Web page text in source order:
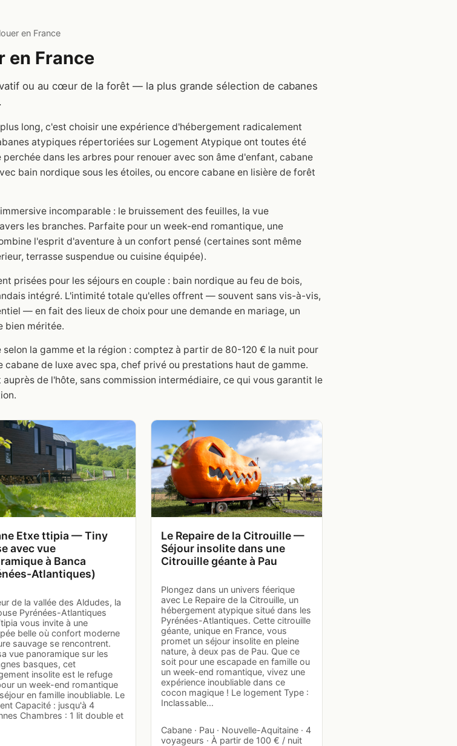
en France
en France
ou au cœur de la forêt — la plus grande sélection de cabanes
long, c'est choisir une expérience d'hébergement radicalement
atypiques répertoriées sur Logement Atypique ont toutes été
dans les arbres pour renouer avec son âme d'enfant, cabane
bain nordique sous les étoiles, ou encore cabane en lisière de forêt
incomparable : le bruissement des feuilles, la vue
les branches. Parfaite pour un week-end romantique, une
l'esprit d'aventure à un confort pensé (certaines sont même
terrasse suspendue ou cuisine équipée).
prisées pour les séjours en couple : bain nordique au feu de bois,
intégré. L'intimité totale qu'elles offrent — souvent sans vis-à-vis,
— en fait des lieux de choix pour une demande en mariage, un
bien méritée.
la gamme et la région : comptez à partir de 80-120 € la nuit pour
de luxe avec spa, chef privé ou prestations haut de gamme.
de l'hôte, sans commission intermédiaire, ce qui vous garantit le
Etxe ttipia — Tiny
avec vue
à Banca
Atlantiques)
de la vallée des Aldudes, la
Pyrénées-Atlantiques
vous invite à une
belle où confort moderne
sauvage se rencontrent.
vue panoramique sur les
basques, cet
insolite est le refuge
un week-end romantique
en famille inoubliable. Le
Capacité : jusqu'à 4
Chambres : 1 lit double et
Le Repaire de la Citrouille —
Séjour insolite dans une
Citrouille géante à Pau
Plongez dans un univers féerique
avec Le Repaire de la Citrouille, un
hébergement atypique situé dans les
Pyrénées-Atlantiques. Cette citrouille
géante, unique en France, vous
promet un séjour insolite en pleine
nature, à deux pas de Pau. Que ce
soit pour une escapade en famille ou
un week-end romantique, vivez une
expérience inoubliable dans ce
cocon magique ! Le logement Type :
Inclassable…
Cabane · Pau · Nouvelle-Aquitaine · 4
voyageurs · À partir de 100 € / nuit